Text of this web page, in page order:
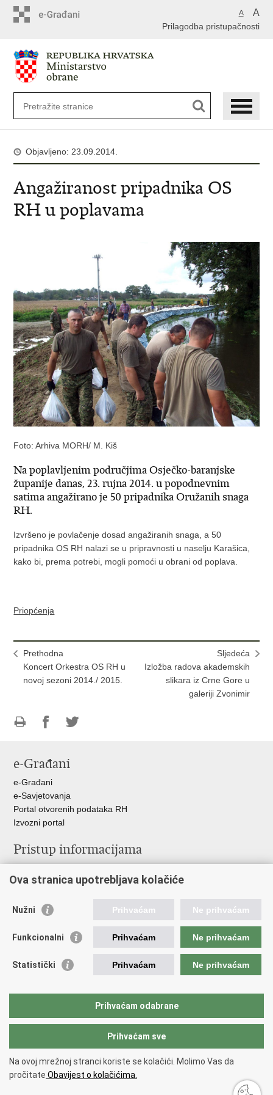
A A
Prilagodba pristupačnosti
Objavljeno: 23.09.2014.
Angažiranost pripadnika OS
RH u poplavama
Foto: Arhiva MORH/ M. Kiš
Na poplavljenim područjima Osječko-baranjske
županije danas, 23. rujna 2014. u popodnevnim
satima angažirano je 50 pripadnika Oružanih snaga
RH.
Izvršeno je povlačenje dosad angažiranih snaga, a 50
pripadnika OS RH nalazi se u pripravnosti u naselju Karašica,
kako bi, prema potrebi, mogli pomoći u obrani od poplava.
Priopćenja
Prethodna
Koncert Orkestra OS RH u
novoj sezoni 2014./ 2015.
Sljedeća
Izložba radova akademskih
slikara iz Crne Gore u
galeriji Zvonimir
FacebookuTwitteru
e-Građani
e-Građani
e-Savjetovanja
Portal otvorenih podataka RH
Izvozni portal
Pristup informacijama
Izjava o pristupačnosti
Ravnopravnost spolova u MORH-u i OSRH
Važne poveznice
Vlada RH
Hrvatski Sabor
Copyright © 2026 Ministarstvo obrane Republike Hrvatske.
korištenja.
Ova stranica upotrebljava kolačiće
Nužni Prihvaćam Ne prihvaćam
Funkcionalni Prihvaćam Ne prihvaćam
Statistički Prihvaćam Ne prihvaćam
Prihvaćam odabrane
Prihvaćam sve
Na ovoj mrežnoj stranci koriste se kolačići. Molimo Vas da
pročitate Obavijest o kolačićima.